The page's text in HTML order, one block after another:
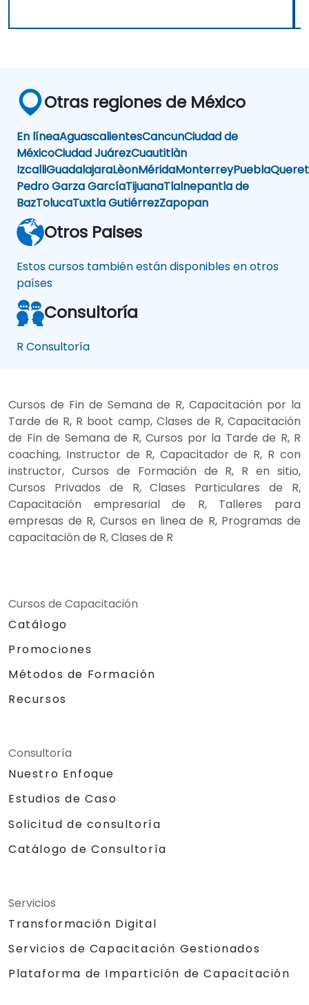
Otras regiones de México
En líneaAguascalientesCancunCiudad de
MéxicoCiudad JuárezCuautitlàn
IzcalliGuadalajaraLèonMéridaMonterreyPuebla
Pedro Garza GarcíaTijuanaTlalnepantla de
BazTolucaTuxtla GutiérrezZapopan
Otros Paises
Estos cursos también están disponibles en otros
países
Consultoría
R Consultoría
Cursos de Fin de Semana de R, Capacitación por la
Tarde de R, R boot camp, Clases de R, Capacitación
de Fin de Semana de R, Cursos por la Tarde de R, R
coaching, Instructor de R, Capacitador de R, R con
instructor, Cursos de Formación de R, R en sitio,
Cursos Privados de R, Clases Particulares de R,
Capacitación empresarial de R, Talleres para
empresas de R, Cursos en linea de R, Programas de
capacitación de R, Clases de R
Cursos de Capacitación
Catálogo
Promociones
Métodos de Formación
Recursos
Consultoría
Nuestro Enfoque
Estudios de Caso
Solicitud de consultoría
Catálogo de Consultoría
Servicios
Transformación Digital
Servicios de Capacitación Gestionados
Plataforma de Impartición de Capacitación